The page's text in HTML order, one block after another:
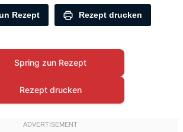
Rezept Rezept drucken
Spring zun Rezept
Rezept drucken